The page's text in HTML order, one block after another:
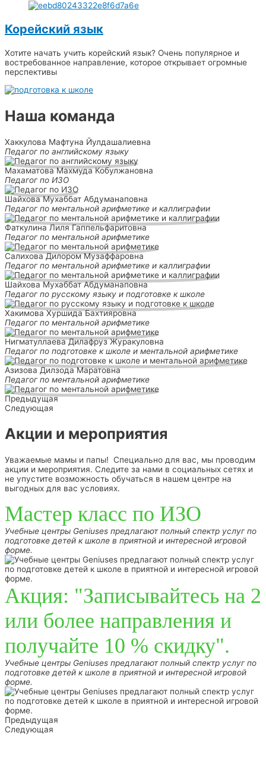
Корейский язык
Хотите начать учить корейский язык? Очень популярное и
востребованное направление, которое открывает огромные
перспективы
Наша команда
Хаккулова Мафтуна Йулдашалиевна
Педагог по английскому языку
Махаматова Махмуда Кобулжановна
Педагог по ИЗО
Шайхова Мухаббат Абдуманаповна
Педагог по ментальной арифметике и каллиграфии
Фаткулина Лиля Гаппельфаритовна
Педагог по ментальной арифметике
Салихова Дилором Музаффаровна
Педагог по ментальной арифметике и каллиграфии
Шайхова Мухаббат Абдуманаповна
Педагог по русскому языку и подготовке к школе
Хакимова Хуршида Бахтияровна
Педагог по ментальной арифметике
Нигматуллаева Дилафруз Журакуловна
Педагог по подготовке к школе и ментальной арифметике
Азизова Дилзода Маратовна
Педагог по ментальной арифметике
Предыдущая
Следующая
Акции и мероприятия
Уважаемые мамы и папы! Специально для вас, мы проводим
акции и мероприятия. Следите за нами в социальных сетях и
не упустите возможность обучаться в нашем центре на
выгодных для вас условиях.
Мастер класс по ИЗО
Учебные центры Geniuses предлагают полный спектр услуг по
подготовке детей к школе в приятной и интересной игровой
форме.
Акция: "Записывайтесь на 2
или более направления и
получайте 10 % скидку".
Учебные центры Geniuses предлагают полный спектр услуг по
подготовке детей к школе в приятной и интересной игровой
форме.
Предыдущая
Следующая